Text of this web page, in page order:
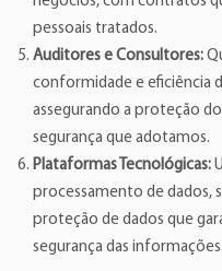
pessoais tratados.
Auditores e Consultores:
conformidade e eficiência
assegurando a proteção
segurança que adotamos.
Plataformas Tecnológicas:
processamento de dados,
proteção de dados que
segurança das informações.